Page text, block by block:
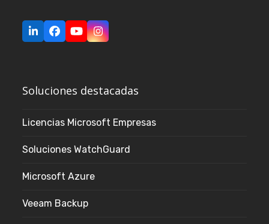
LinkedInFacebook
YouTubeInstagram
Soluciones destacadas
Licencias Microsoft Empresas
Soluciones WatchGuard
Microsoft Azure
Veeam Backup